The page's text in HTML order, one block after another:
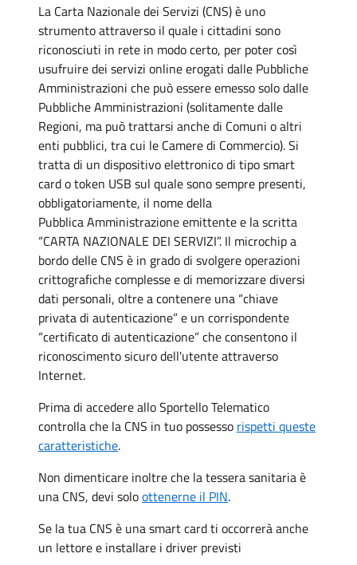
La Carta Nazionale dei Servizi (CNS) è uno
strumento attraverso il quale i cittadini sono
riconosciuti in rete in modo certo, per poter così
usufruire dei servizi online erogati dalle Pubbliche
Amministrazioni che può essere emesso solo dalle
Pubbliche Amministrazioni (solitamente dalle
Regioni, ma può trattarsi anche di Comuni o altri
enti pubblici, tra cui le Camere di Commercio). Si
tratta di un dispositivo elettronico di tipo smart
card o token USB sul quale sono sempre presenti,
obbligatoriamente, il nome della
Pubblica Amministrazione emittente e la scritta
“CARTA NAZIONALE DEI SERVIZI”. Il microchip a
bordo delle CNS è in grado di svolgere operazioni
crittografiche complesse e di memorizzare diversi
dati personali, oltre a contenere una “chiave
privata di autenticazione” e un corrispondente
“certificato di autenticazione” che consentono il
riconoscimento sicuro dell'utente attraverso
Internet.
Prima di accedere allo Sportello Telematico
controlla che la CNS in tuo possesso rispetti queste
caratteristiche.
Non dimenticare inoltre che la tessera sanitaria è
una CNS, devi soloottenerne il PIN.
Se la tua CNS è una smart card ti occorrerà anche
un lettore e installare i driver previsti